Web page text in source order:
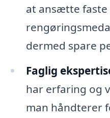
at ansætte faste
dermed spare
Faglig
har erfaring og
man håndterer